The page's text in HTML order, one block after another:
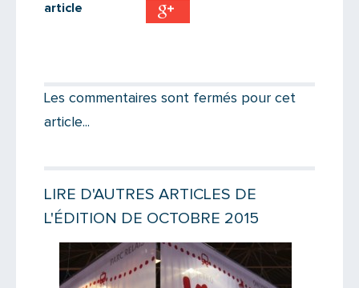
article
Message
Les commentaires sont fermés pour cet
article...
LIRE D'AUTRES ARTICLES DE
L'ÉDITION DE OCTOBRE 2015
Lire la suite